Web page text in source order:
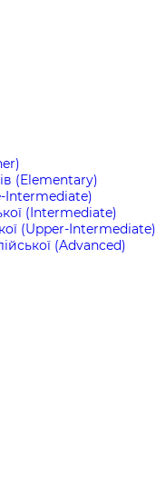
(Elementary)
Intermediate)
(Intermediate)
(Upper-Intermediate)
(Advanced)